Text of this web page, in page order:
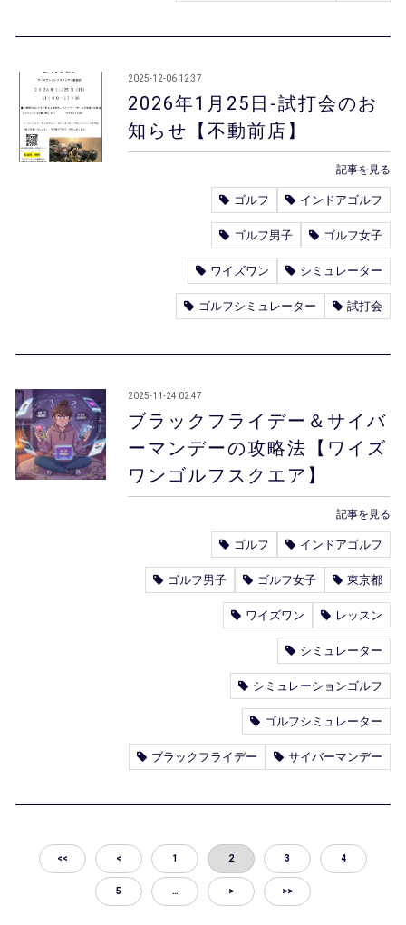
2026年1月25日-試打会のお
知らせ【不動前店】
2025-12-06 12:37
記事を見る
ゴルフ インドアゴルフ
ゴルフ男子 ゴルフ女子
ワイズワン シミュレーター
ゴルフシミュレーター 試打会
ブラックフライデー＆サイバ
ーマンデーの攻略法【ワイズ
ワンゴルフスクエア】
2025-11-24 02:47
記事を見る
ゴルフ インドアゴルフ
ゴルフ男子 ゴルフ女子 東京都
ワイズワン レッスン
シミュレーター
シミュレーションゴルフ
ゴルフシミュレーター
ブラックフライデー サイバーマンデー
<< < 1 2 3 4
5 … > >>